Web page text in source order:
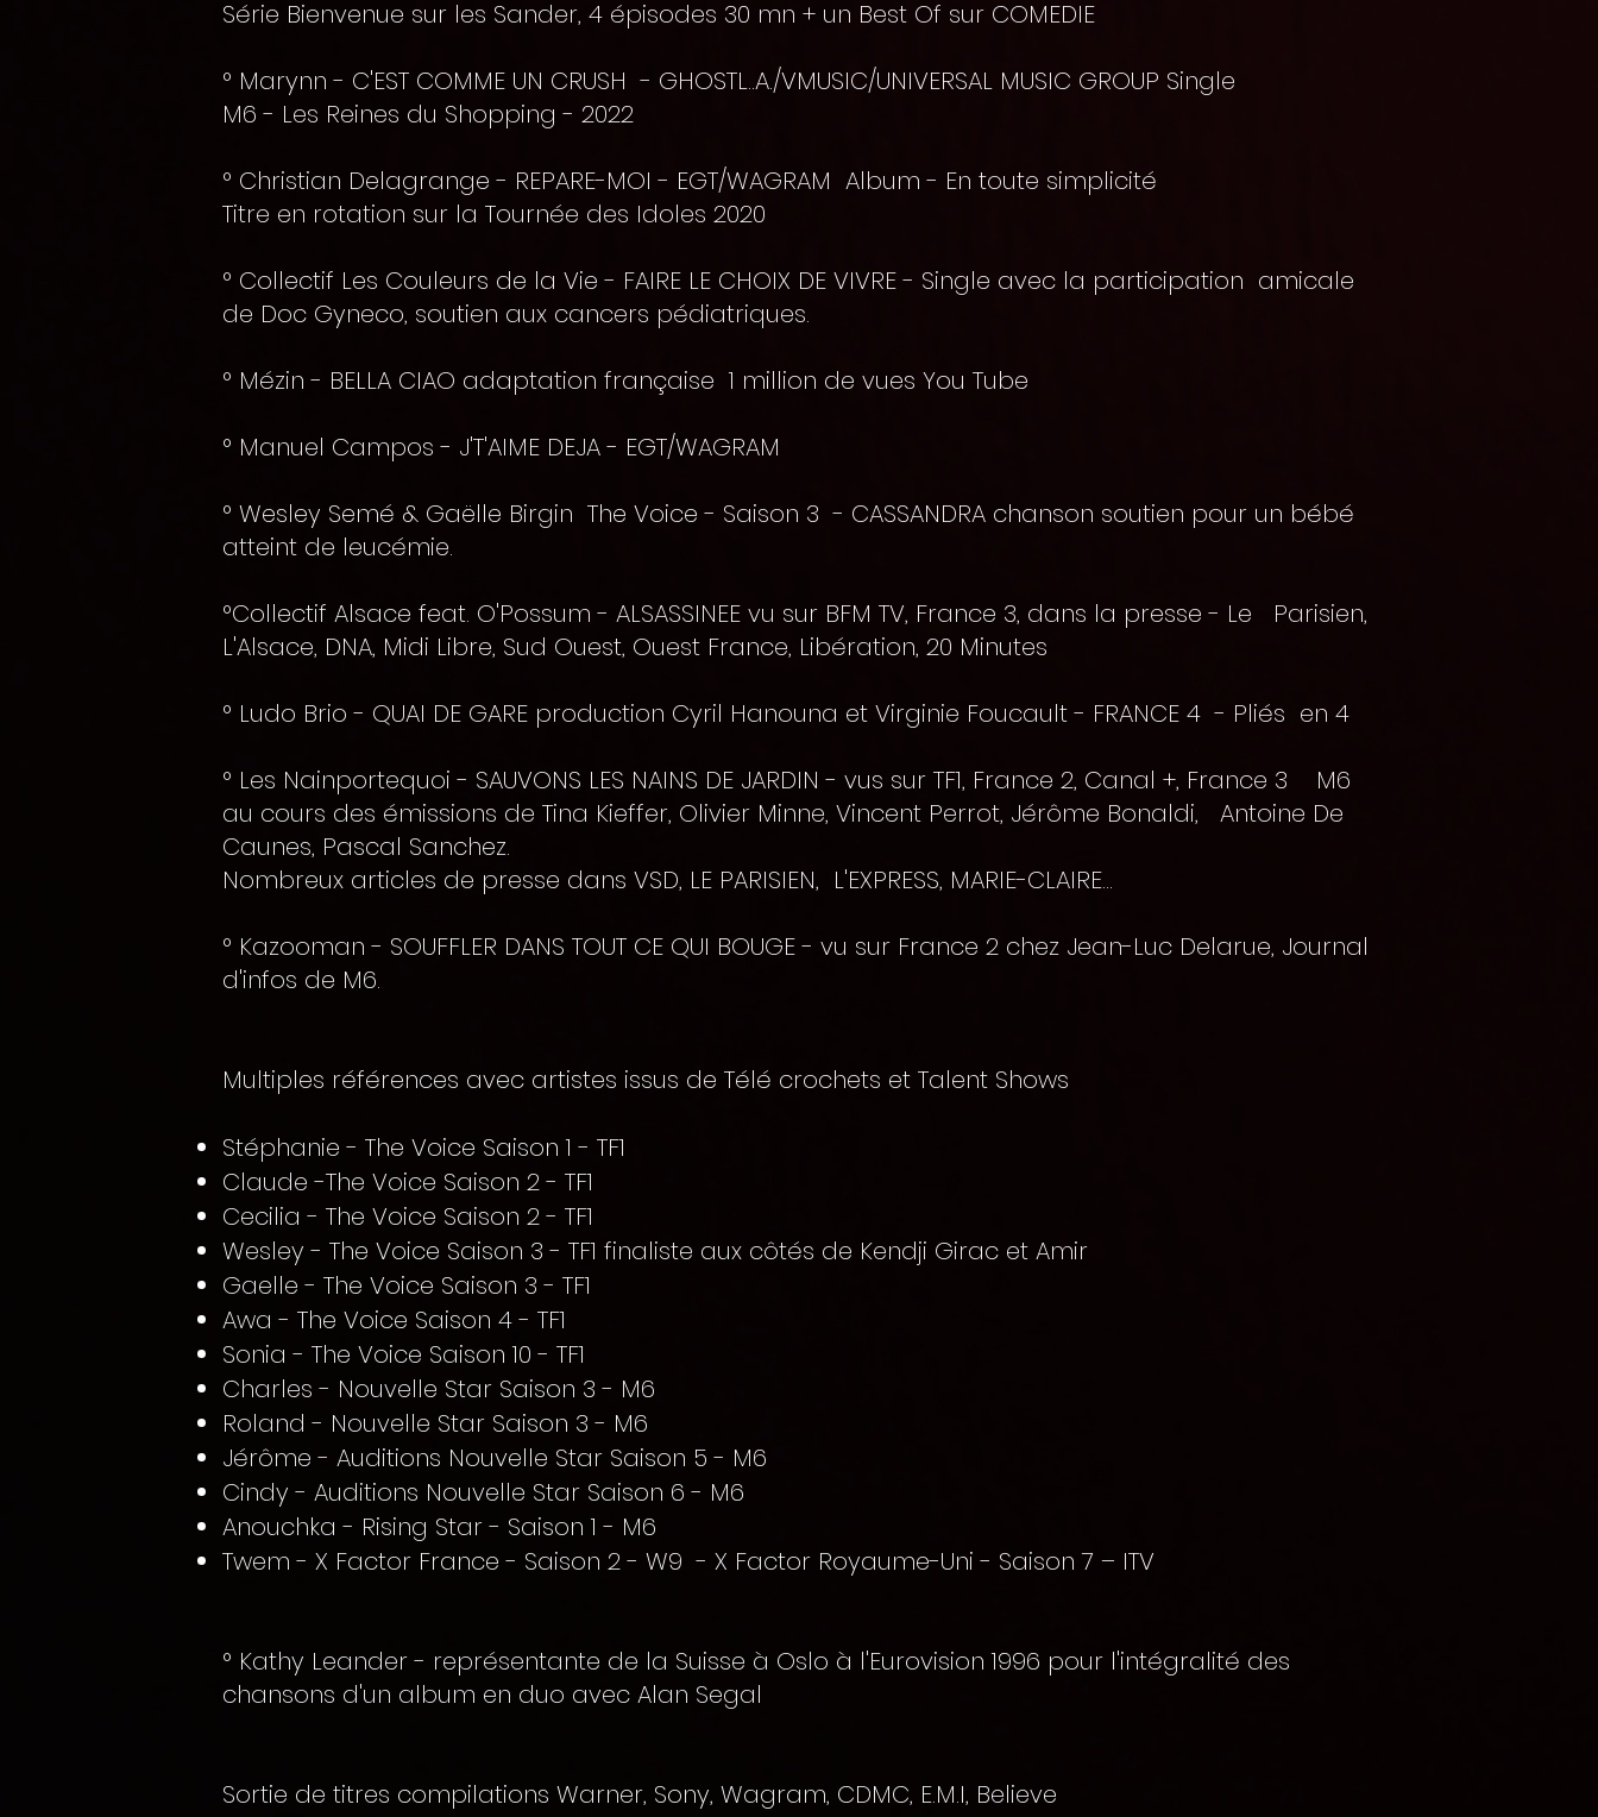
Série Bienvenue sur les Sander, 4 épisodes 30 mn + un Best Of sur COMEDIE
° Marynn - C'EST COMME UN CRUSH - GHOSTL..A./VMUSIC/UNIVERSAL MUSIC GROUP Single
M6 - Les Reines du Shopping - 2022
° Christian Delagrange - REPARE-MOI - EGT/WAGRAM Album - En toute simplicité
Titre en rotation sur la Tournée des Idoles 2020
° Collectif Les Couleurs de la Vie - FAIRE LE CHOIX DE VIVRE - Single avec la participation amicale
de Doc Gyneco, soutien aux cancers pédiatriques.
° Mézin - BELLA CIAO adaptation française 1 million de vues You Tube
° Manuel Campos - J'T'AIME DEJA - EGT/WAGRAM
° Wesley Semé & Gaëlle Birgin The Voice - Saison 3 - CASSANDRA chanson soutien pour un bébé
atteint de leucémie.
°Collectif Alsace feat. O'Possum - ALSASSINEE vu sur BFM TV, France 3, dans la presse - Le Parisien,
L'Alsace, DNA, Midi Libre, Sud Ouest, Ouest France, Libération, 20 Minutes
° Ludo Brio - QUAI DE GARE production Cyril Hanouna et Virginie Foucault - FRANCE 4 - Pliés en 4
° Les Nainportequoi - SAUVONS LES NAINS DE JARDIN - vus sur TF1, France 2, Canal +, France 3 M6
au cours des émissions de Tina Kieffer, Olivier Minne, Vincent Perrot, Jérôme Bonaldi, Antoine De
Caunes, Pascal Sanchez.
Nombreux articles de presse dans VSD, LE PARISIEN, L'EXPRESS, MARIE-CLAIRE...
° Kazooman - SOUFFLER DANS TOUT CE QUI BOUGE - vu sur France 2 chez Jean-Luc Delarue, Journal
d'infos de M6.
Multiples références avec artistes issus de Télé crochets et Talent Shows
Stéphanie - The Voice Saison 1 - TF1
Claude -The Voice Saison 2 - TF1
Cecilia - The Voice Saison 2 - TF1
Wesley - The Voice Saison 3 - TF1 finaliste aux côtés de Kendji Girac et Amir
Gaelle - The Voice Saison 3 - TF1
Awa - The Voice Saison 4 - TF1
Sonia - The Voice Saison 10 - TF1
Charles - Nouvelle Star Saison 3 - M6
Roland - Nouvelle Star Saison 3 - M6
Jérôme - Auditions Nouvelle Star Saison 5 - M6
Cindy - Auditions Nouvelle Star Saison 6 - M6
Anouchka - Rising Star - Saison 1 - M6
Twem - X Factor France - Saison 2 - W9 - X Factor Royaume-Uni - Saison 7 – ITV
° Kathy Leander - représentante de la Suisse à Oslo à l'Eurovision 1996 pour l'intégralité des
chansons d'un album en duo avec Alan Segal
Sortie de titres compilations Warner, Sony, Wagram, CDMC, E.M.I, Believe